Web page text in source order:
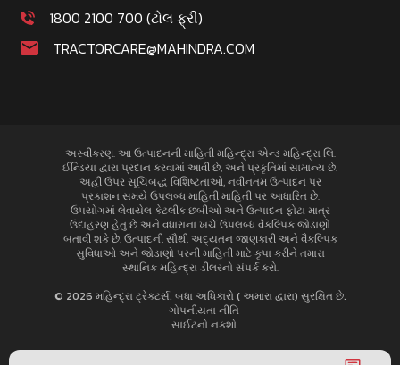
1800 2100 700 (ટોલ ફ્રી)
TRACTORCARE@MAHINDRA.COM
અસ્વીકરણ: આ ઉત્પાદનની માહિતી મહિન્દ્રા એન્ડ મહિન્દ્રા લિ.
ઈન્ડિયા દ્વારા પ્રદાન કરવામાં આવી છે, અને પ્રકૃતિમાં સામાન્ય છે.
અહીં ઉપર સૂચિબદ્ધ વિશિષ્ટતાઓ, નવીનતમ ઉત્પાદન પર
પ્રકાશન સમયે ઉપલબ્ધ માહિતી માહિતી પર આધારિત છે.
ઉપયોગમાં લેવાયેલ કેટલીક છબીઓ અને ઉત્પાદન ફોટા માત્ર
ઉદાહરણ હેતુ છે અને વધારાના ખર્ચે ઉપલબ્ધ વૈકલ્પિક જોડાણો
બતાવી શકે છે. ઉત્પાદની સૌથી અદ્યતન જાણકારી અને વૈકલ્પિક
સુવિધાઓ અને જોડાણો પરની માહિતી માટે કૃપા કરીને તમારા
સ્થાનિક મહિન્દ્રા ડીલરનો સંપર્ક કરો.
© 2026 મહિન્દ્રા ટ્રેક્ટર્સ. બધા અધિકારો ( અમારા દ્વારા) સુરક્ષિત છે.
ગોપનીયતા નીતિ
સાઈટનો નક્શો